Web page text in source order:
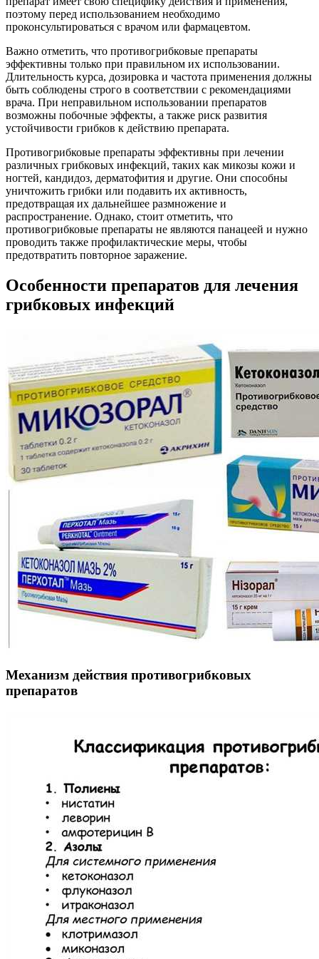
поэтому перед использованием необходимо
проконсультироваться с врачом или фармацевтом.
Важно отметить, что противогрибковые препараты
эффективны только при правильном их использовании.
Длительность курса, дозировка и частота применения должны
быть соблюдены строго в соответствии с рекомендациями
врача. При неправильном использовании препаратов
возможны побочные эффекты, а также риск развития
устойчивости грибков к действию препарата.
Противогрибковые препараты эффективны при лечении
различных грибковых инфекций, таких как микозы кожи и
ногтей, кандидоз, дерматофития и другие. Они способны
уничтожить грибки или подавить их активность,
предотвращая их дальнейшее размножение и
распространение. Однако, стоит отметить, что
противогрибковые препараты не являются панацеей и нужно
проводить также профилактические меры, чтобы
предотвратить повторное заражение.
Особенности препаратов для лечения
грибковых инфекций
Механизм действия противогрибковых
препаратов